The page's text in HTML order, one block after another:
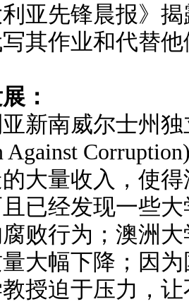
先锋晨报》揭
其作业和代替
：
南威尔士州独
Against
大量收入，使
已经发现一些
败行为；澳洲
大幅下降；因
授迫于压力，